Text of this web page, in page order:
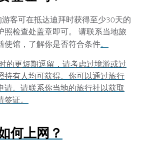
客可在抵达迪拜时获得至少30天的
照检查处盖章即可。 请联系当地旅
使馆，了解你是否符合条件。
的更短期逗留，请考虑过境游或过
持有人均可获得。你可以通过旅行
请。请联系你当地的旅行社以获取
签证。
何上网？